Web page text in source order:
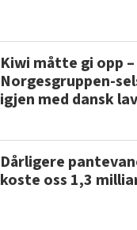
Kiwi måtte gi opp
Norgesgruppen-
igjen med dansk
Dårligere
koste oss 1,3